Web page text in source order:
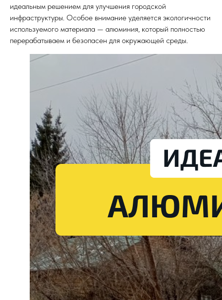
идеальным решением для улучшения городской
инфраструктуры. Особое внимание уделяется экологичности
используемого материала — алюминия, который полностью
перерабатываем и безопасен для окружающей среды.